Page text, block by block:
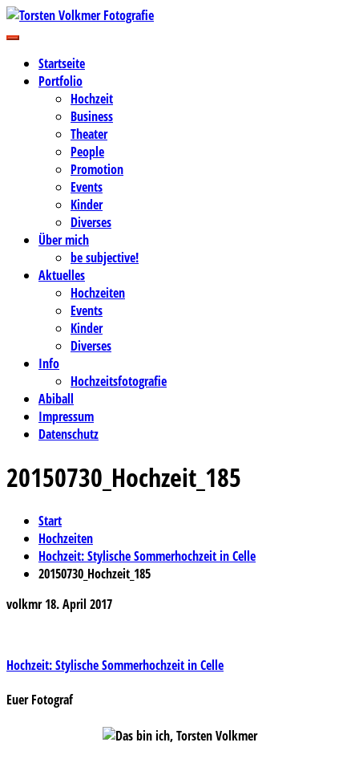
Zum
Inhalt
Torsten Volkmer Fotografie
Business-, Portrait- und Hochzeitsfotografie
Startseite
Portfolio
Hochzeit
Business
Theater
People
Promotion
Events
Kinder
Diverses
Über mich
be subjective!
Aktuelles
Hochzeiten
Events
Kinder
Diverses
Info
Hochzeitsfotografie
Abiball
Impressum
Datenschutz
20150730_Hochzeit_185
Start
Hochzeiten
Hochzeit: Stylische Sommerhochzeit in Celle
20150730_Hochzeit_185
volkmr 18. April 2017
Beitragsnavigation
Hochzeit: Stylische Sommerhochzeit in Celle
Euer Fotograf